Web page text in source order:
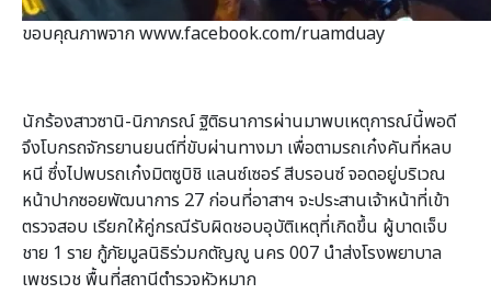
ขอบคุณภาพจาก www.facebook.com/ruamduay
นักร้องสาวซานิ-นิภาภรณ์ ฐิติธนาการผ่านมาพบเหตุการณ์นี้พอดี
จึงโบกรถจักรยานยนต์ที่ขับผ่านทางมา เพื่อตามรถเก๋งคันที่หลบ
หนี ซึ่งไปพบรถเก๋งมิตซูบิชิ แลนซ์เซอร์ สีบรอนซ์ จอดอยู่บริเวณ
หน้าปากซอยพัฒนาการ 27 ก่อนที่อาสาฯ จะประสานเจ้าหน้าที่เข้า
ตรวจสอบ เรียกให้คู่กรณีรับผิดชอบอุบัติเหตุที่เกิดขึ้น ผู้บาดเจ็บ
ชาย 1 ราย กู้ภัยมูลนิธิร่วมกตัญญู นคร 007 นำส่งโรงพยาบาล
เพชรเวช พื้นที่สถานีตำรวจหัวหมาก